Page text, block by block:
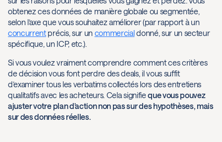
obtenez ces données de manière globale ou segmentée,
selon l’axe que vous souhaitez améliorer (par rapport à un
concurrentprécis, sur un commercialdonné, sur un secteur
spécifique, un ICP, etc.).
Si vous voulez vraiment comprendre comment ces critères
de décision vous font perdre des deals, il vous suffit
d’examiner tous les verbatims collectés lors des entretiens
qualitatifs avec les acheteurs. Cela signifieque vous pouvez
ajuster votre plan d’action non pas sur des hypothèses, mais
sur des données réelles.